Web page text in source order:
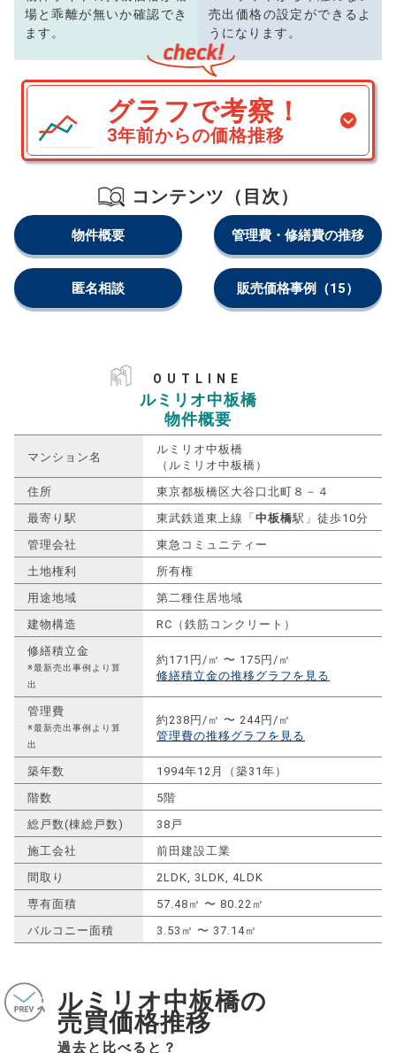
場と乖離が無いか確認でき
ます。
売出価格の設定ができるよ
うになります。
グラフで考察！
3年前からの価格推移
コンテンツ（目次）
物件概要 管理費・修繕費の推移
匿名相談 販売価格事例 （15）
OUTLINE
ルミリオ中板橋
物件概要
マンション名
ルミリオ中板橋
（ルミリオ中板橋）
住所
東京都板橋区大谷口北町８－４
最寄り駅
東武鉄道東上線「中板橋駅」徒歩10分
管理会社
東急コミュニティー
土地権利
所有権
用途地域
第二種住居地域
建物構造
RC（鉄筋コンクリート）
修繕積立金
※最新売出事例より算
出
約171円/㎡ 〜 175円/㎡
修繕積立金の推移グラフを見る
管理費
※最新売出事例より算
出
約238円/㎡ 〜 244円/㎡
管理費の推移グラフを見る
築年数
1994年12月（築31年）
階数
5階
総戸数(棟総戸数)
38戸
施工会社
前田建設工業
間取り
2LDK, 3LDK, 4LDK
専有面積
57.48㎡ 〜 80.22㎡
バルコニー面積
3.53㎡ 〜 37.14㎡
ルミリオ中板橋の
売買価格推移
過去と比べると？